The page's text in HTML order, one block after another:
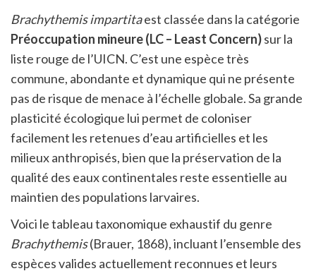
Brachythemis impartitaest classée dans la catégorie
Préoccupation mineure (LC – Least Concern)sur la
liste rouge de l’UICN. C’est une espèce très
commune, abondante et dynamique qui ne présente
pas de risque de menace à l’échelle globale. Sa grande
plasticité écologique lui permet de coloniser
facilement les retenues d’eau artificielles et les
milieux anthropisés, bien que la préservation de la
qualité des eaux continentales reste essentielle au
maintien des populations larvaires.
Voici le tableau taxonomique exhaustif du genre
Brachythemis(Brauer, 1868), incluant l’ensemble des
espèces valides actuellement reconnues et leurs